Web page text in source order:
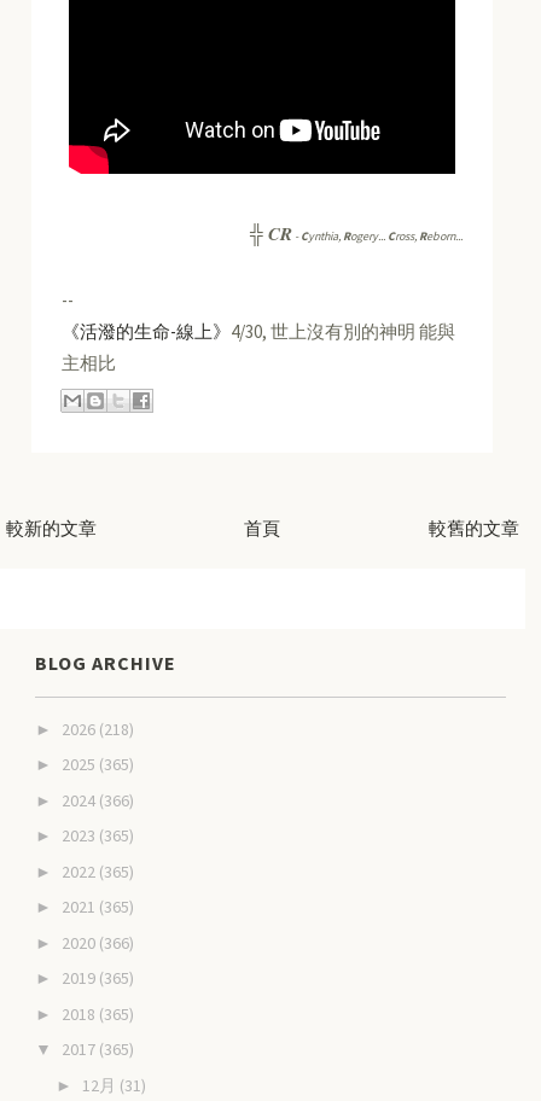
╬CR -Cynthia, Rogery... Cross, Reborn...
--
《活潑的生命-線上》 4/30, 世上沒有別的神明 能與
主相比
較新的文章 較舊的文章
首頁
BLOG ARCHIVE
► 2026 (218)
► 2025 (365)
► 2024 (366)
► 2023 (365)
► 2022 (365)
► 2021 (365)
► 2020 (366)
► 2019 (365)
► 2018 (365)
▼ 2017 (365)
► 12月 (31)